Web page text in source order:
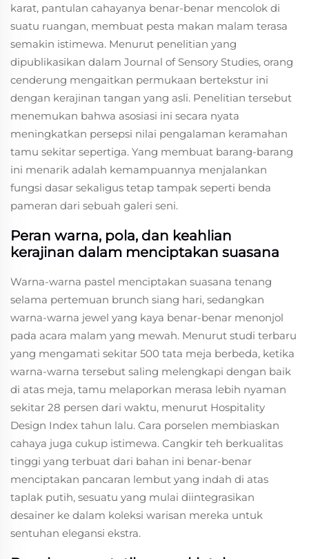
karat, pantulan cahayanya benar-benar mencolok di
suatu ruangan, membuat pesta makan malam terasa
semakin istimewa. Menurut penelitian yang
dipublikasikan dalam Journal of Sensory Studies, orang
cenderung mengaitkan permukaan bertekstur ini
dengan kerajinan tangan yang asli. Penelitian tersebut
menemukan bahwa asosiasi ini secara nyata
meningkatkan persepsi nilai pengalaman keramahan
tamu sekitar sepertiga. Yang membuat barang-barang
ini menarik adalah kemampuannya menjalankan
fungsi dasar sekaligus tetap tampak seperti benda
pameran dari sebuah galeri seni.
Peran warna, pola, dan keahlian
kerajinan dalam menciptakan suasana
Warna-warna pastel menciptakan suasana tenang
selama pertemuan brunch siang hari, sedangkan
warna-warna jewel yang kaya benar-benar menonjol
pada acara malam yang mewah. Menurut studi terbaru
yang mengamati sekitar 500 tata meja berbeda, ketika
warna-warna tersebut saling melengkapi dengan baik
di atas meja, tamu melaporkan merasa lebih nyaman
sekitar 28 persen dari waktu, menurut Hospitality
Design Index tahun lalu. Cara porselen membiaskan
cahaya juga cukup istimewa. Cangkir teh berkualitas
tinggi yang terbuat dari bahan ini benar-benar
menciptakan pancaran lembut yang indah di atas
taplak putih, sesuatu yang mulai diintegrasikan
desainer ke dalam koleksi warisan mereka untuk
sentuhan elegansi ekstra.